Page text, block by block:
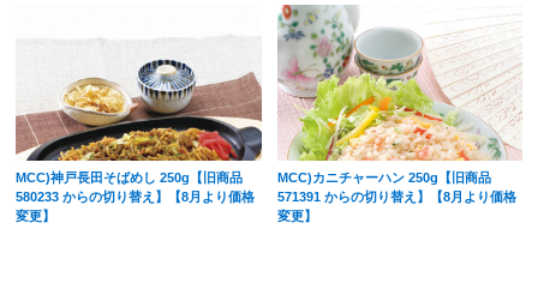
MCC)神戸長田そばめし 250g【旧商品
580233 からの切り替え】【8月より価格
変更】
MCC)カニチャーハン 250g【旧商品
571391 からの切り替え】【8月より価格
変更】